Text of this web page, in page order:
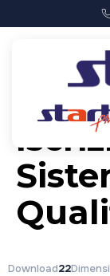
Download22